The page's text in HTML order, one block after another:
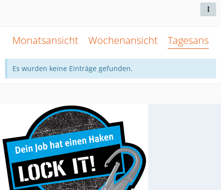
Monatsansicht Wochenansicht
Es wurden keine Einträge gefunden.